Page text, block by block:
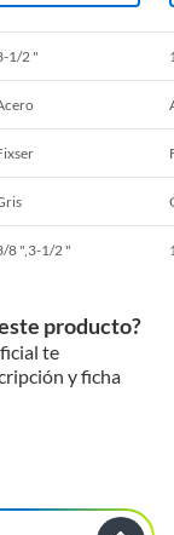
1/2 "
8 ",3-1/2 "
producto?
te
y ficha